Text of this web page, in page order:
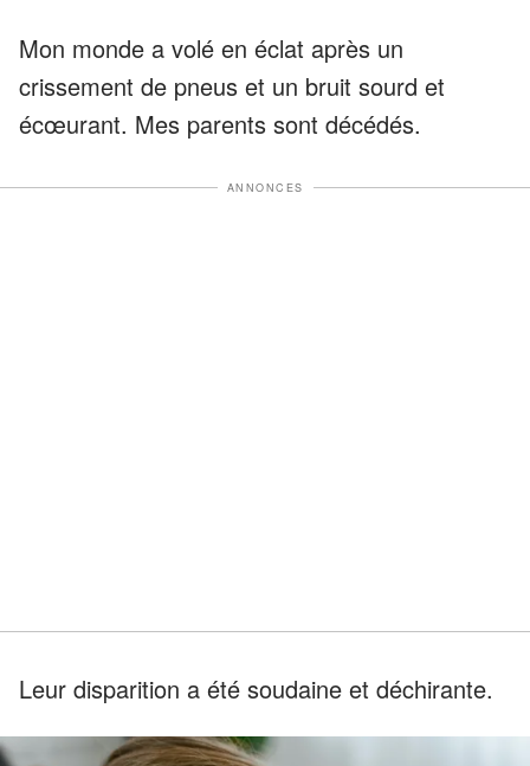
Mon monde a volé en éclat après un
crissement de pneus et un bruit sourd et
écœurant. Mes parents sont décédés.
ANNONCES
Leur disparition a été soudaine et déchirante.